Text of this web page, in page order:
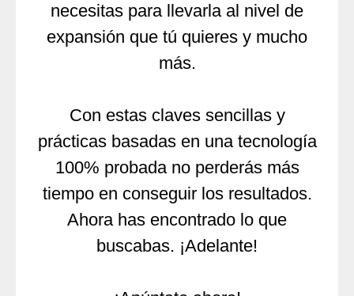
necesitas para llevarla al nivel de
expansión que tú quieres y mucho
más.
Con estas claves sencillas y
prácticas basadas en una tecnología
100% probada no perderás más
tiempo en conseguir los resultados.
Ahora has encontrado lo que
buscabas. ¡Adelante!